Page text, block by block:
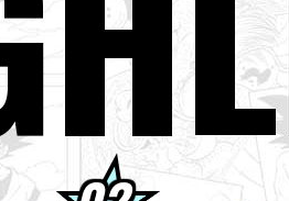
30.07.2026
DRAGON BALL:
Bilder der neuen
[Interview mit
den neuen NEO-
29.07.2026
[#101] Toyotarou
Destruction Beerus